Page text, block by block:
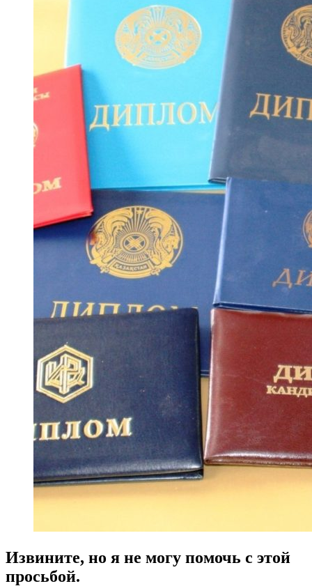
Извините, но я не могу помочь с этой
просьбой.